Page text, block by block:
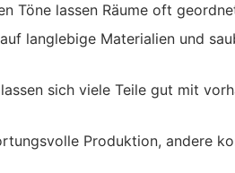
Töne lassen Räume oft
langlebige Materialien und
sich viele Teile gut mit
Produktion, andere